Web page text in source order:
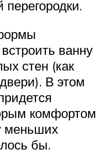
ванну
стен (как
В этом
комфортом
меньших
бы.